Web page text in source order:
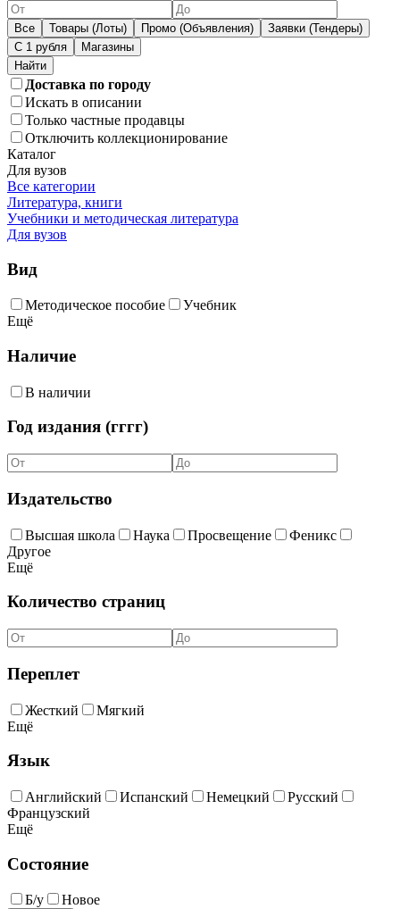
Все Товары (Лоты) Промо (Объявления)
Заявки (Тендеры)
С 1 рубля
Магазины
Доставка по городу
Искать в описании
Только частные продавцы
Отключить коллекционирование
Каталог
Для вузов
Все категории
Литература, книги
Учебники и методическая литература
Для вузов
Вид
Методическое пособие
Учебник
Ещё
Наличие
В наличии
Год издания (гггг)
Издательство
Высшая школа Наука Просвещение
Феникс
Другое
Ещё
Количество страниц
Переплет
Жесткий
Мягкий
Ещё
Язык
Английский Испанский Немецкий
Русский
Французский
Ещё
Состояние
Б/у Новое